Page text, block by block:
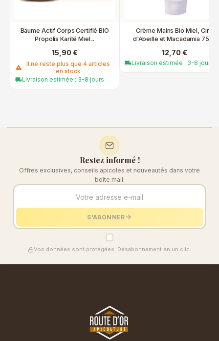
Baume Actif Corps Certifié BIO
Propolis Karité Miel...
15,90 €
warning
Il ne reste plus que 4 articles
en stock
local_shippingLivraison estimée : 3-8 jours
Crème Mains Bio Miel, Cire
d'Abeille et Macadamia 75ml
12,70 €
local_shippingLivraison estimée : 3-8 jours
Restez informé !
Offres exclusives, conseils apicoles et nouveautés dans votre
boîte mail.
S'ABONNER
Vos données sont protégées. Désabonnement en un clic.